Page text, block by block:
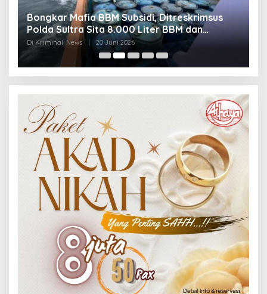
Bongkar Mafia BBM Subsidi, Ditreskrimsus
Polda Sultra Sita 8.000 Liter BBM dan
Ringkus 3 Tersangka
Di Kriminal, News 20 Juni 2026